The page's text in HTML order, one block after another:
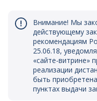
Внимание! Мы
действующему
рекомендациям
25.06.18,
«сайте-витрине»
реализации
быть
пунктах выдачи